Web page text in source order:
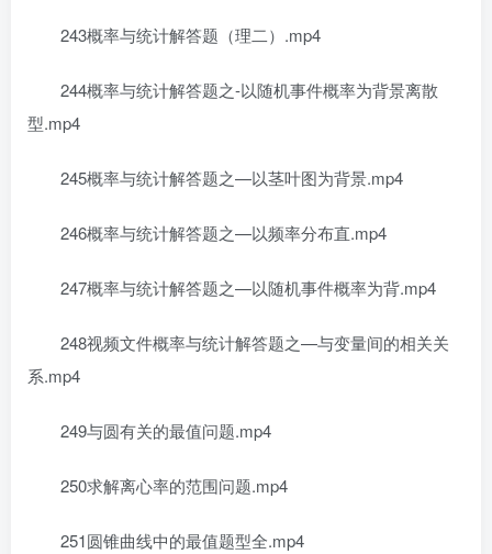
243概率与统计解答题（理二）.mp4
244概率与统计解答题之-以随机事件概率为背景离散
型.mp4
245概率与统计解答题之—以茎叶图为背景.mp4
246概率与统计解答题之—以频率分布直.mp4
247概率与统计解答题之—以随机事件概率为背.mp4
248视频文件概率与统计解答题之—与变量间的相关关
系.mp4
249与圆有关的最值问题.mp4
250求解离心率的范围问题.mp4
251圆锥曲线中的最值题型全.mp4